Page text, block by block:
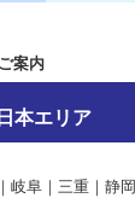
案内
本エリア
岐阜｜三重｜静岡